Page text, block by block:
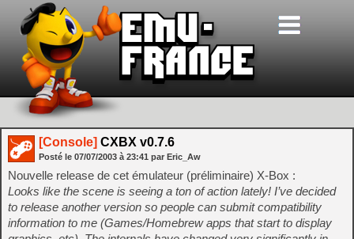
[Console] CXBX v0.7.6
Posté le 07/07/2003 à 23:41 par Eric_Aw
Nouvelle release de cet émulateur (préliminaire) X-Box :
Looks like the scene is seeing a ton of action lately! I’ve decided
to release another version so people can submit compatibility
information to me (Games/Homebrew apps that start to display